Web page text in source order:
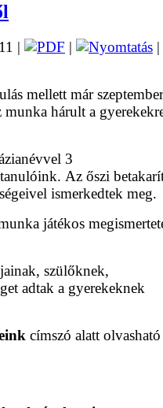
| | |
mellett már
hárult a
3
Az őszi
ismerkedtek meg.
játékos
szülőknek,
adtak a gyerekeknek
címszó alatt olvasható